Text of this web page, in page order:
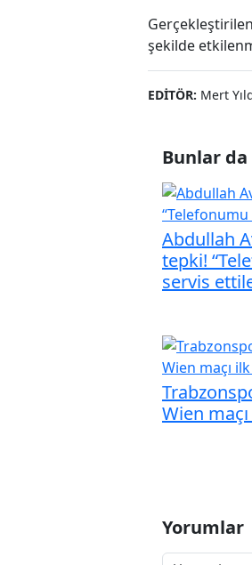
şekilde
EDITÖR: Mert
Bunlar
Abdullah
tepki!
servis
Wien maçı
Yorumlar